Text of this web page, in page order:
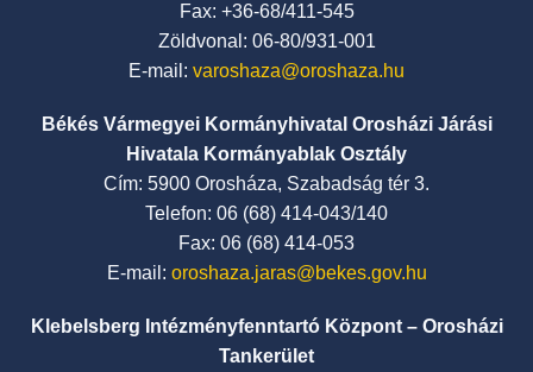
Fax: +36-68/411-545
Zöldvonal: 06-80/931-001
E-mail: varoshaza@oroshaza.hu
Békés Vármegyei Kormányhivatal Orosházi Járási
Hivatala Kormányablak Osztály
Cím: 5900 Orosháza, Szabadság tér 3.
Telefon: 06 (68) 414-043/140
Fax: 06 (68) 414-053
E-mail: oroshaza.jaras@bekes.gov.hu
Klebelsberg Intézményfenntartó Központ – Orosházi
Tankerület